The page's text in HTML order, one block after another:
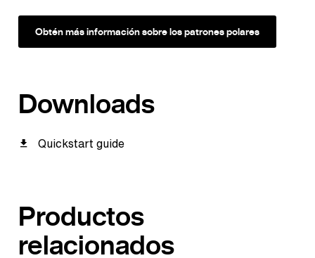
Obtén más información sobre los patrones polares
Downloads
Quickstart guide
Productos
relacionados